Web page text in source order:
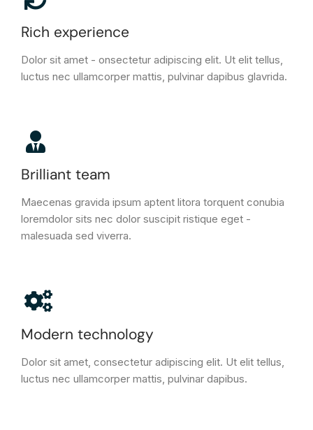
Rich experience
Dolor sit amet - onsectetur adipiscing elit. Ut elit tellus,
luctus nec ullamcorper mattis, pulvinar dapibus glavrida.
Brilliant team
Maecenas gravida ipsum aptent litora torquent conubia
loremdolor sits nec dolor suscipit ristique eget -
malesuada sed viverra.
Modern technology
Dolor sit amet, consectetur adipiscing elit. Ut elit tellus,
luctus nec ullamcorper mattis, pulvinar dapibus.